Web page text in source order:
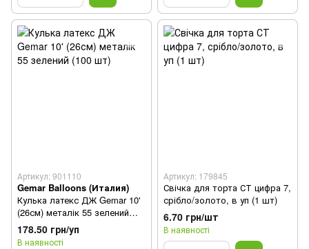
Артикул: 901110
Gemar Balloons (Италия)
Кулька латекс ДЖ Gemar 10'
(26см) металік 55 зелений
(100 шт)
178.50 грн/уп
В наявності
Артикул: 179845
Свічка для торта СТ цифра 7,
срібло/золото, в уп (1 шт)
6.70 грн/шт
В наявності